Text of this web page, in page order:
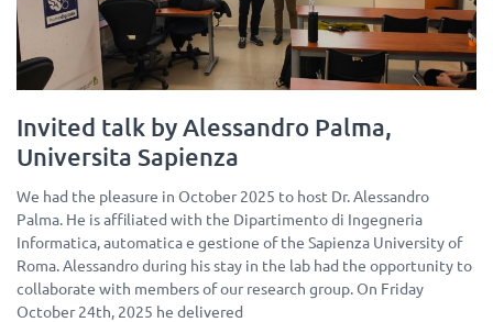
Invited talk by Alessandro Palma,
Universita Sapienza
We had the pleasure in October 2025 to host Dr. Alessandro
Palma. He is affiliated with the Dipartimento di Ingegneria
Informatica, automatica e gestione of the Sapienza University of
Roma. Alessandro during his stay in the lab had the opportunity to
collaborate with members of our research group. On Friday
October 24th, 2025 he delivered